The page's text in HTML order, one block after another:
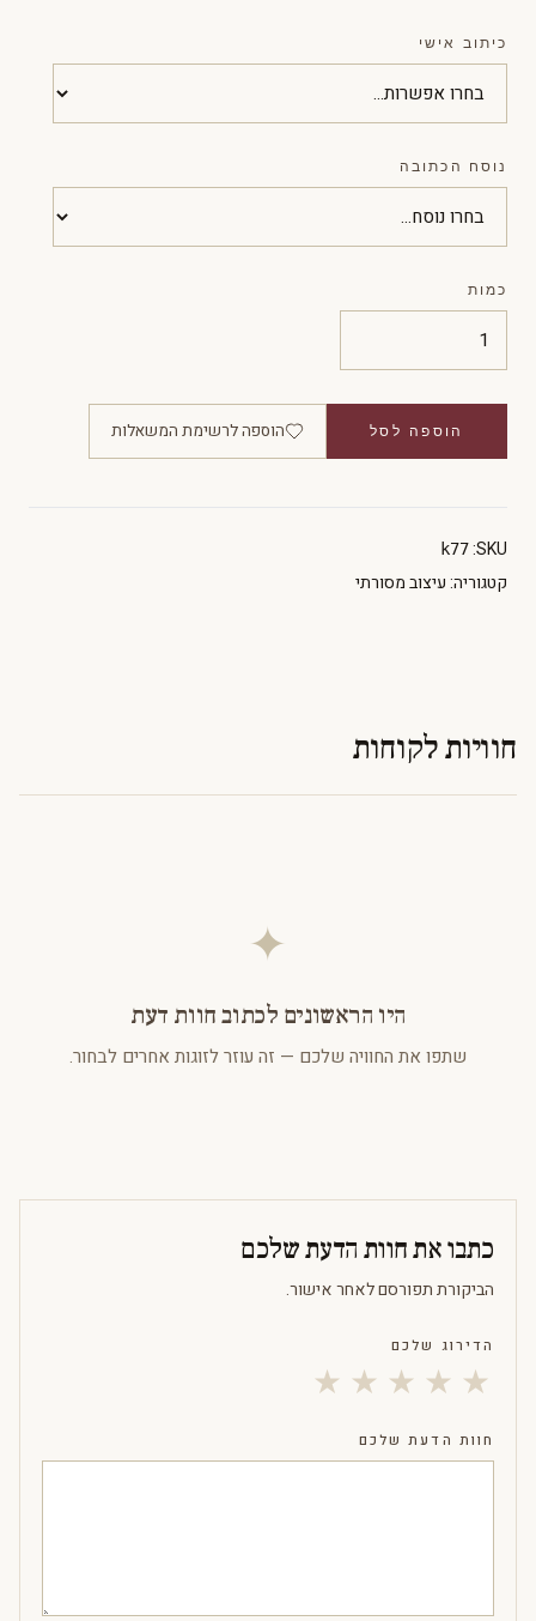
כיתוב אישי
נוסח הכתובה
כמות
הוספה לסל הוספה לרשימת המשאלות
SKU:
k77
קטגוריה:עיצוב מסורתי
חוויות לקוחות
✦
היו הראשונים לכתוב חוות דעת
שתפו את החוויה שלכם — זה עוזר לזוגות אחרים לבחור.
כתבו את חוות הדעת שלכם
הביקורת תפורסם לאחר אישור.
הדירוג שלכם
★ ★ ★ ★ ★
חוות הדעת שלכם